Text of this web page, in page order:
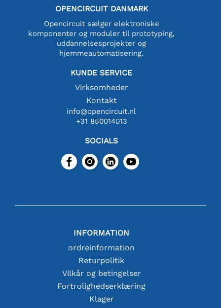
OPENCIRCUIT DANMARK
Opencircuit sælger elektroniske
komponenter og moduler til prototyping,
uddannelsesprojekter og
hjemmeautomatisering.
KUNDE SERVICE
Virksomheder
Kontakt
info@opencircuit.nl
+31 850014013
SOCIALS
INFORMATION
ordreinformation
Returpolitik
Vilkår og betingelser
Fortrolighedserklæring
Klager